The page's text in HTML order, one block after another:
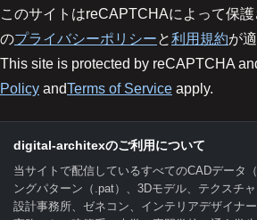
このサイトはreCAPTCHAによって保
のプライバシーポリシーと利用規約が
This site is protected by reCAPTCHA
Policy andTerms of Service apply.
digital-architexのご利用について
当サイトで配信しているすべてのCADデータ
ングパターン（.pat）、3Dモデル、テクスチ
設計事務所、ゼネコン、インテリアデザイナ